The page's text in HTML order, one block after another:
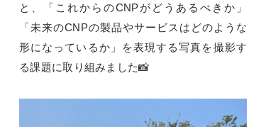
と、「これからのCNPがどうあるべきか」
「未来のCNPの製品やサービスはどのような
形になっているか」を表現する写真を撮影す
る課題に取り組みました📸